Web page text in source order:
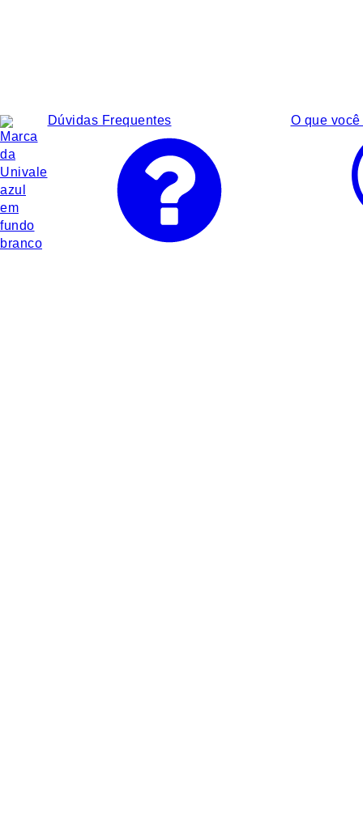
Dúvidas Frequentes O que